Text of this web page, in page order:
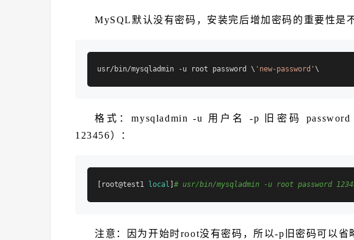
MySQL默认没有密码，安装完后增加密码的重要性是
usr/bin/mysqladmin -u root password \ 'new-password'
格式：mysqladmin -u 用户名 -p 旧密码
123456）：
[root@test1 local # usr/bin/mysqladmin -u root password
注意：因为开始时root没有密码，所以-p旧密码可以省